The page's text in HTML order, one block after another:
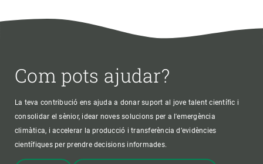
Com pots ajudar?
La teva contribució ens ajuda a donar suport al jove talent científic i
consolidar el sènior, idear noves solucions per a l'emergència
climàtica, i accelerar la producció i transferència d’evidències
científiques per prendre decisions informades.